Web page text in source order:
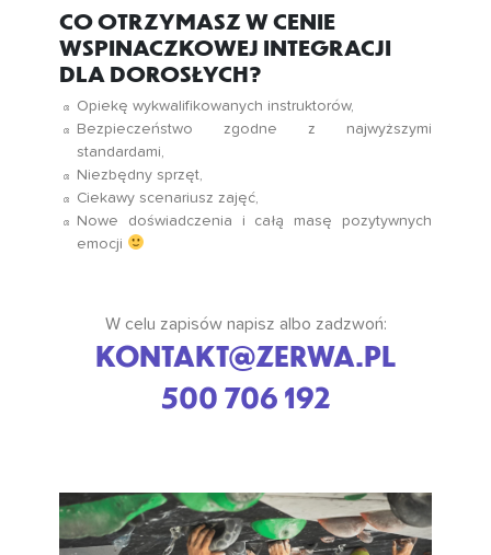
CO OTRZYMASZ W CENIE
WSPINACZKOWEJ INTEGRACJI
DLA DOROSŁYCH?
Opiekę wykwalifikowanych instruktorów,
Bezpieczeństwo zgodne z najwyższymi
standardami,
Niezbędny sprzęt,
Ciekawy scenariusz zajęć,
Nowe doświadczenia i całą masę pozytywnych
emocji
W celu zapisów napisz albo zadzwoń:
KONTAKT@ZERWA.PL
500 706 192